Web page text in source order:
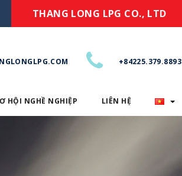
THANG LONG LPG CO., LTD
+84225.379.8893
HỘI NGHỀ NGHIỆP LIÊN HỆ